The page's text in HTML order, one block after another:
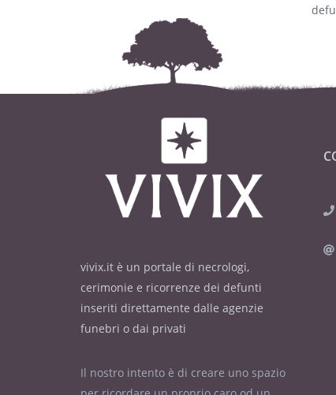
vivix.it è un portale di necrologi,
cerimonie e ricorrenze dei defunti
inseriti direttamente dalle agenzie
funebri o dai privati
Il nostro intento è di creare uno spazio